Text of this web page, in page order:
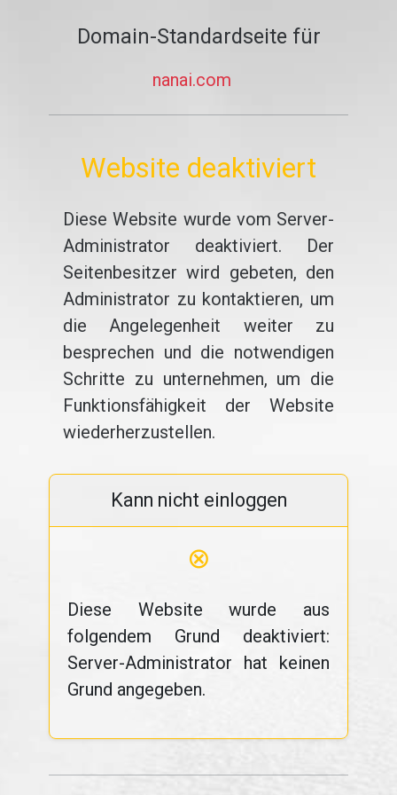
Domain-Standardseite für
nanai.com
Website deaktiviert
Diese Website wurde vom Server-
Administrator deaktiviert. Der
Seitenbesitzer wird gebeten, den
Administrator zu kontaktieren, um
die Angelegenheit weiter zu
besprechen und die notwendigen
Schritte zu unternehmen, um die
Funktionsfähigkeit der Website
wiederherzustellen.
Kann nicht einloggen
⊗
Diese Website wurde aus
folgendem Grund deaktiviert:
Server-Administrator hat keinen
Grund angegeben.